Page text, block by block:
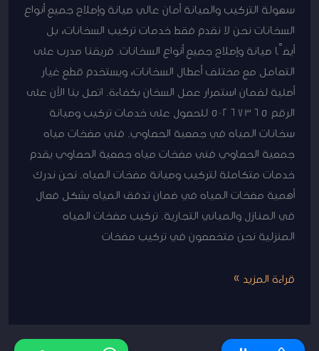
سهولة التركيب والصيانة أمان عالي صيانة وإصلاح جميع أنواع
السخانات نحن لا نقدم فقط خدمات تركيب السخانات، بل
أيضًا صيانة وإصلاح جميع أنواع السخانات. فريقنا مدرب على
التعامل مع مختلف أعطال السخانات، ويستخدم قطع غيار
أصلية لضمان استمرار عمل السخان بكفاءة. اتصل بنا الآن على
الرقم 50267365 للحصول على خدمات تركيب وصيانة
سخانات المياه في جمعية الحصاوي. فني مضخات مياه
جمعية الحصاوي فني مضخات مياه جمعية الحصاوي يقدم
خدمات متكاملة لتركيب وصيانة مضخات المياه. نحن ندرك
أهمية مضخات المياه في ضمان تدفق المياه بشكل فعال
في المنازل والمباني التجارية. تركيب مضخات المياه
المنزلية نحن متخصصون في تركيب مضخات
قراءة المزيد »